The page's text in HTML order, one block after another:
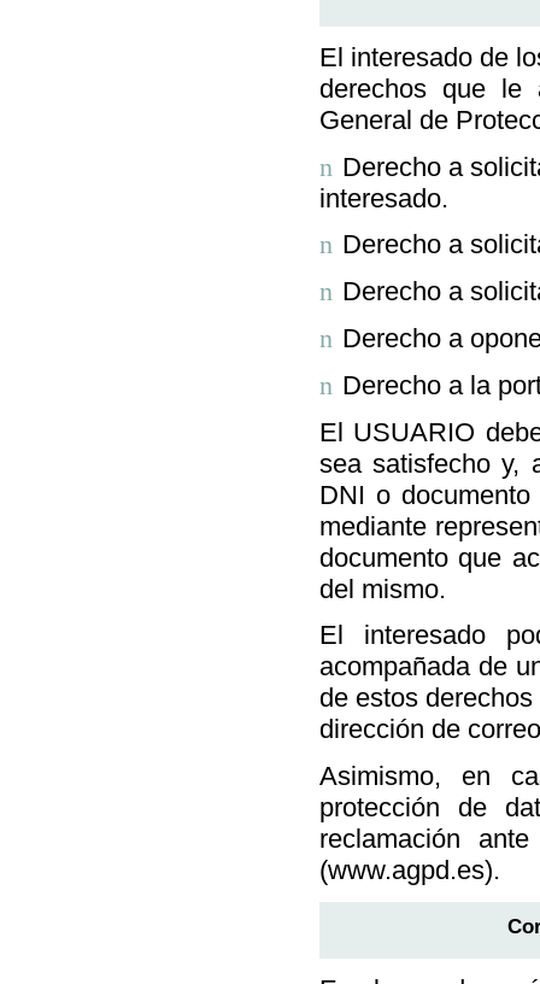
El interesado de
derechos que le
General de
n Derecho a
interesado.
n Derecho a
n Derecho a
n Derecho a
n Derecho a la
El USUARIO
sea satisfecho y,
DNI o
mediante
documento que
del mismo.
El interesado
acompañada de
de estos
dirección de
Asimismo, en
protección de
reclamación
(www.agpd.es).